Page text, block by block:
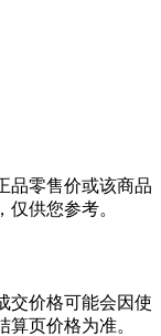
品零售价或该商品
供您参考。
交价格可能会因使
页价格为准。